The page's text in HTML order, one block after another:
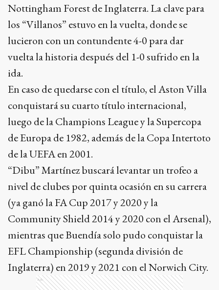
Nottingham Forest de Inglaterra. La clave para
los “Villanos” estuvo en la vuelta, donde se
lucieron con un contundente 4-0 para dar
vuelta la historia después del 1-0 sufrido en la
ida.
En caso de quedarse con el título, el Aston Villa
conquistará su cuarto título internacional,
luego de la Champions League y la Supercopa
de Europa de 1982, además de la Copa Intertoto
de la UEFA en 2001.
“Dibu” Martínez buscará levantar un trofeo a
nivel de clubes por quinta ocasión en su carrera
(ya ganó la FA Cup 2017 y 2020 y la
Community Shield 2014 y 2020 con el Arsenal),
mientras que Buendía solo pudo conquistar la
EFL Championship (segunda división de
Inglaterra) en 2019 y 2021 con el Norwich City.
Ads